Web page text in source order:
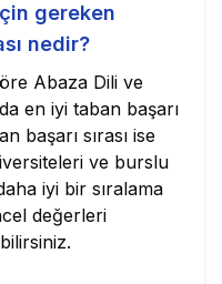
gereken
nedir?
Abaza Dili ve
en iyi taban başarı
başarı sırası ise
ve burslu
iyi bir sıralama
değerleri